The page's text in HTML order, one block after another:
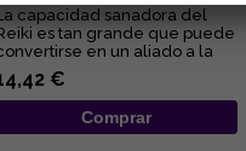
capacidad sanadora del
es tan grande que puede
en un aliado a la
hora de convivir con el ...
€
Comprar